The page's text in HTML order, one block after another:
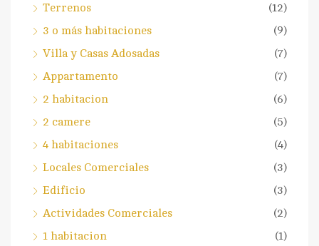
Terrenos
(12)
3 o más habitaciones
(9)
Villa y Casas Adosadas
(7)
Appartamento
(7)
2 habitacion
(6)
2 camere
(5)
4 habitaciones
(4)
Locales Comerciales
(3)
Edificio
(3)
Actividades Comerciales
(2)
1 habitacion
(1)